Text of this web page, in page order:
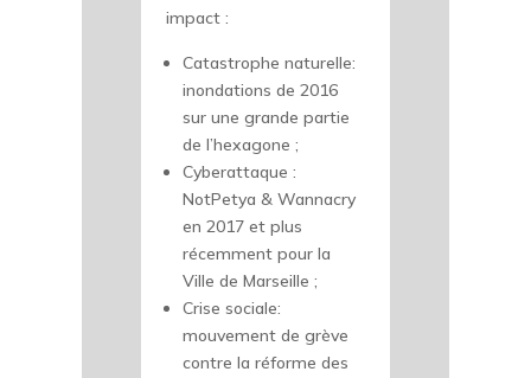
impact :
Catastrophe naturelle:
inondations de 2016
sur une grande partie
de l’hexagone ;
Cyberattaque :
NotPetya & Wannacry
en 2017 et plus
récemment pour la
Ville de Marseille ;
Crise sociale:
mouvement de grève
contre la réforme des